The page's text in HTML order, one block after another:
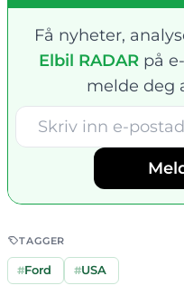
Få nyheter,
Elbil RADAR på
melde deg
TAGGER
#Ford #USA